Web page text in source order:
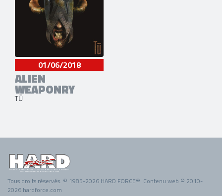
01/06/2018
ALIEN
WEAPONRY
TŪ
Tous droits réservés. © 1985-2026 HARD FORCE®. Contenu web © 2010-
2026 hardforce.com